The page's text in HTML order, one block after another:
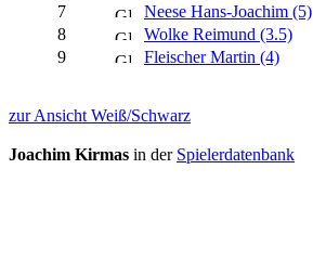
7
Neese Hans-Joachim (5)
8
Wolke Reimund (3.5)
9
Fleischer Martin (4)
zur Ansicht Weiß/Schwarz
Joachim Kirmas in der Spielerdatenbank